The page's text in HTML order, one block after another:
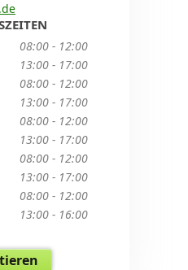
08:00 - 12:00
13:00 - 17:00
08:00 - 12:00
13:00 - 17:00
08:00 - 12:00
13:00 - 17:00
08:00 - 12:00
13:00 - 17:00
08:00 - 12:00
13:00 - 16:00